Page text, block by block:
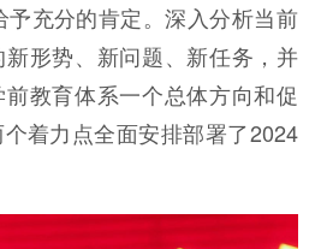
充分的肯定。深入分析当前
形势、新问题、新任务，并
教育体系一个总体方向和促
着力点全面安排部署了2024